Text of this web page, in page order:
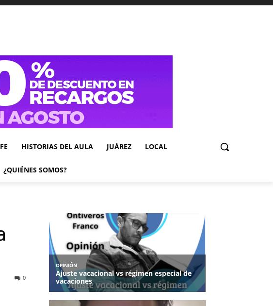
HISTORIAS DEL AULA JUÁREZ LOCAL
¿QUIÉNES SOMOS?
0